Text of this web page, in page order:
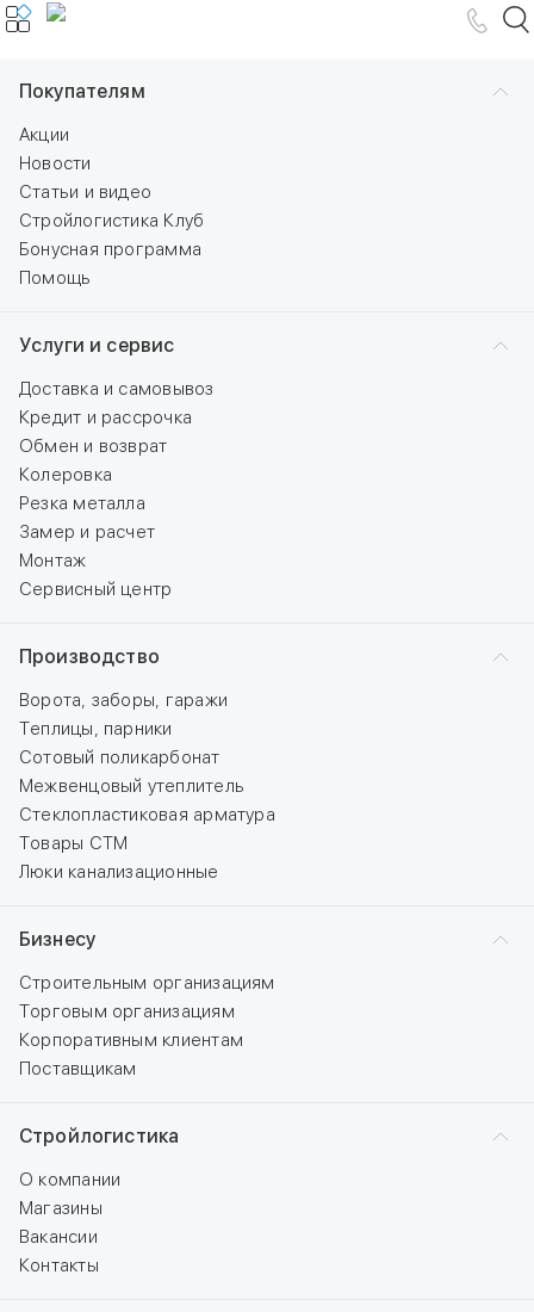
Покупателям
Акции
Новости
Статьи и видео
Стройлогистика Клуб
Бонусная программа
Помощь
Услуги и сервис
Доставка и самовывоз
Кредит и рассрочка
Обмен и возврат
Колеровка
Резка металла
Замер и расчет
Монтаж
Сервисный центр
Производство
Ворота, заборы, гаражи
Теплицы, парники
Сотовый поликарбонат
Межвенцовый утеплитель
Стеклопластиковая арматура
Товары СТМ
Люки канализационные
Бизнесу
Строительным организациям
Торговым организациям
Корпоративным клиентам
Поставщикам
Стройлогистика
О компании
Магазины
Вакансии
Контакты